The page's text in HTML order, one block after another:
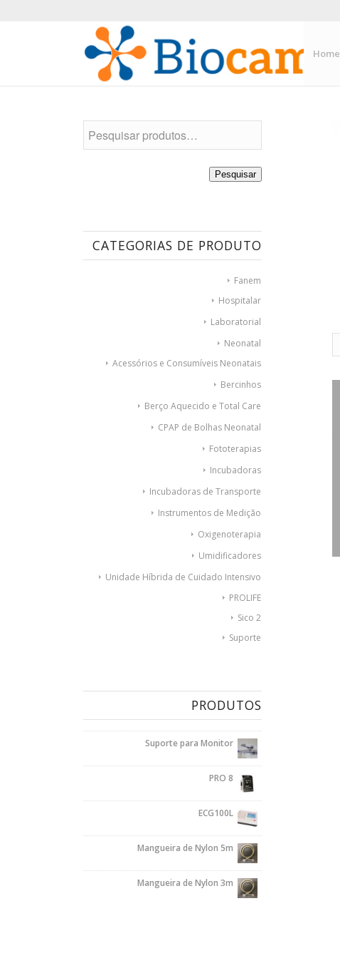
Home
Pesquisar
CATEGORIAS DE PRODUTO
Fanem
Hospitalar
Laboratorial
Neonatal
Acessórios e Consumíveis Neonatais
Bercinhos
Berço Aquecido e Total Care
CPAP de Bolhas Neonatal
Fototerapias
Incubadoras
Incubadoras de Transporte
Instrumentos de Medição
Oxigenoterapia
Umidificadores
Unidade Híbrida de Cuidado Intensivo
PROLIFE
Sico 2
Suporte
PRODUTOS
Suporte para Monitor
PRO 8
ECG100L
Mangueira de Nylon 5m
Mangueira de Nylon 3m